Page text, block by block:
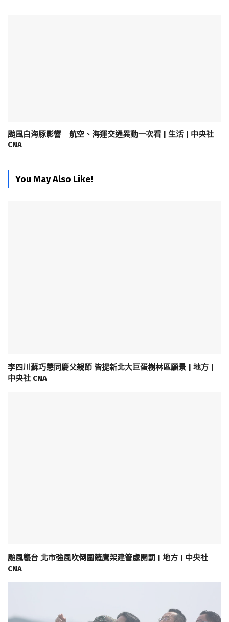
颱風白海豚影響 航空、海運交通異動一次看 | 生活 | 中央社
CNA
You May Also Like!
李四川蘇巧慧同慶父親節 皆提新北大巨蛋樹林區願景 | 地方 |
中央社 CNA
颱風襲台 北市強風吹倒圍籬鷹架建管處開罰 | 地方 | 中央社
CNA